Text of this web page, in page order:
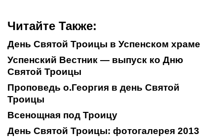
Читайте Также:
День Святой Троицы в Успенском храме
Успенский Вестник — выпуск ко Дню
Святой Троицы
Проповедь о.Георгия в день Святой
Троицы
Всенощная под Троицу
День Святой Троицы: фотогалерея 2013